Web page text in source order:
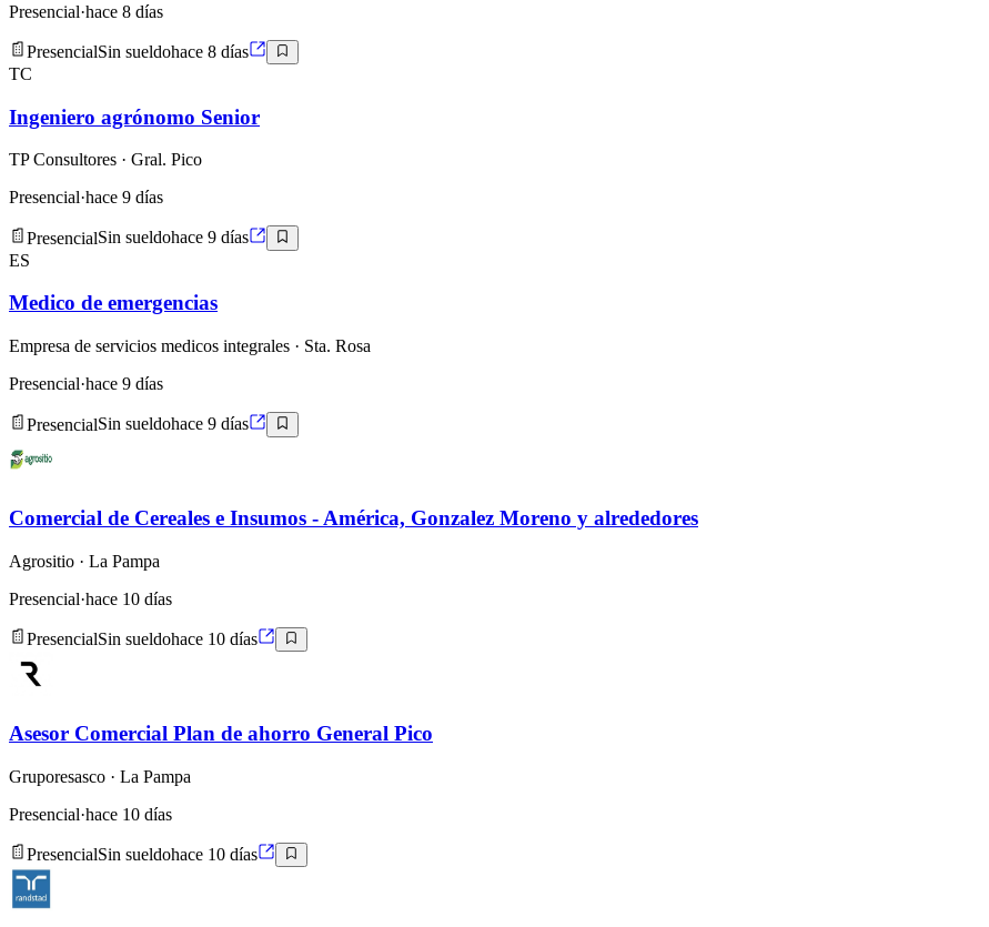
Presencial·hace 8 días
PresencialSin sueldohace 8 días
TC
Ingeniero agrónomo Senior
TP Consultores · Gral. Pico
Presencial·hace 9 días
PresencialSin sueldohace 9 días
ES
Medico de emergencias
Empresa de servicios medicos integrales · Sta. Rosa
Presencial·hace 9 días
PresencialSin sueldohace 9 días
Comercial de Cereales e Insumos - América, Gonzalez Moreno y alrededores
Agrositio · La Pampa
Presencial·hace 10 días
PresencialSin sueldohace 10 días
Asesor Comercial Plan de ahorro General Pico
Gruporesasco · La Pampa
Presencial·hace 10 días
PresencialSin sueldohace 10 días